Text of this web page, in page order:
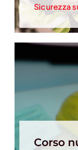
Sicurezza
Corso